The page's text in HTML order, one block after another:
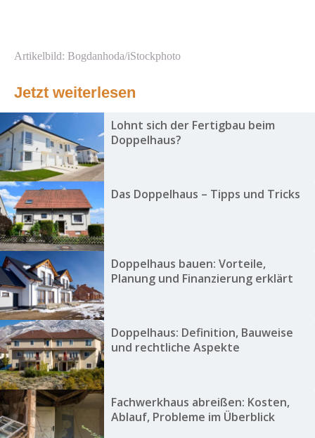
Artikelbild: Bogdanhoda/iStockphoto
Jetzt weiterlesen
Lohnt sich der Fertigbau beim
Doppelhaus?
Das Doppelhaus – Tipps und Tricks
Doppelhaus bauen: Vorteile,
Planung und Finanzierung erklärt
Doppelhaus: Definition, Bauweise
und rechtliche Aspekte
Fachwerkhaus abreißen: Kosten,
Ablauf, Probleme im Überblick